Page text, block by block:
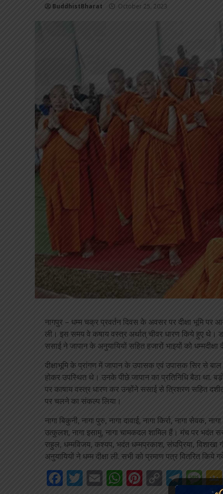
BuddhistBharat October 25, 2023
नागपुर – धम्म चक्र प्रवर्तन दिवस के अवसर पर दीक्षा भूमि पर
ली। इस समय वे कषाय वस्त्र अर्थात् चीवर धारण किये हुए थे।
ससाई ने जापान के अनुयायियों सहित हजारों भाइयों को
दीक्षाभूमि के प्रांगण में जापान के उपासक एवं उपासक सिर से
होकर उपस्थित थे। उनके पीछे जापान का प्रतिनिधि बैठा था.
पर काषाय वस्त्र धारण कर उन्होंने ससाई से त्रिशरण सहित
पर चलने का संकल्प लिया।
नागा बिकुनी, नागा पुरु, नागा दावाई, नागा किर्रा, नागा सेवक,
उत्कुलश, नागा इसामु, नागा चामकदल शामिल हैं। मंच पर भदंत
राहुल, धम्मविजय, कश्यप, भदंत धम्मप्रकाश, संघप्रिया,
अनुयायियों ने धम्म दीक्षा ली. सभी को प्रमाण पत्र वितरित
Facebook
Twitter
EmailWhatsApp
Pinterest
Copy